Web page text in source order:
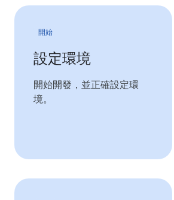
開始
設定環境
開始開發，並正確設定環
境。